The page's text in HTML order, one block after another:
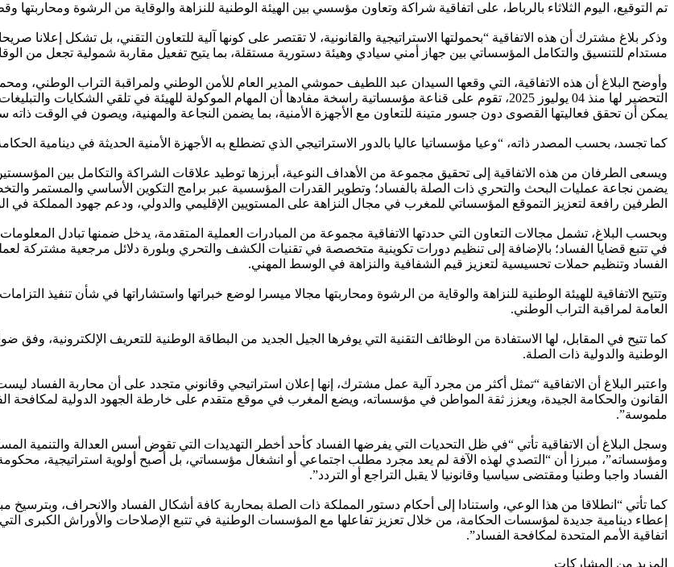
تم التوقيع، اليوم الثلاثاء بالرباط، على اتفاقية شراكة وتعاون مؤسسي بين الهيئة الوطنية للنزاهة والوقاية من الرشوة
وذكر بلاغ مشترك أن هذه الاتفاقية “بحمولتها الاستراتيجية والقانونية، لا تقتصر على كونها آلية للتعاون التقني، بل تشكل إعلانا
مستدام للتنسيق والتكامل المؤسساتي بين جهاز أمني سيادي وهيئة دستورية مستقلة، بما يتيح تفعيل مقاربة شمولية تجعل من
وأوضح البلاغ أن هذه الاتفاقية، التي وقعها السيدان عبد اللطيف حموشي المدير العام للأمن الوطني ولمراقبة التراب الوطني، ومحمد
التحضير لها منذ 04 يوليوز 2025، تقوم على قناعة مؤسساتية راسخة مفادها أن المهام الموكولة للهيئة في تلقي
يمكن أن تحقق فعاليتها القصوى دون جسور متينة للتعاون مع الأجهزة الأمنية، بما يضمن النجاعة والمهنية، ويصون في الوقت ذاته
كما تجسد، بحسب المصدر ذاته، “وعيا مؤسساتيا عاليا بالدور الاستراتيجي الذي تضطلع به الأجهزة الأمنية الحديثة في دينامية
ويسعى الطرفان من هذه الاتفاقية إلى تحقيق مجموعة من الأهداف النوعية، أبرزها توطيد علاقات الشراكة والتكامل بين
يضمن نجاعة عمليات البحث والتحري ذات الصلة بالفساد؛ وتطوير القدرات المؤسسية عبر برامج التكوين الأساسي والمستمر
الطرفين رافعة لتعزيز التموقع المؤسساتي للمغرب في مجال النزاهة على المستويين الإقليمي والدولي، ودعم جهود المملكة في
وبحسب البلاغ، تشمل مجالات التعاون التي حددتها الاتفاقية مجموعة من المبادرات العملية المتقدمة، يدخل ضمنها تبادل
في تتبع قضايا الفساد؛ بالإضافة إلى تنظيم دورات تكوينية متخصصة في تقنيات الكشف والتحري وبلورة دلائل مرجعية مشتركة
الفساد وتنظيم حملات تحسيسية لتعزيز قيم الشفافية والنزاهة في الوسط المهني.
وتتيح الاتفاقية للهيئة الوطنية للنزاهة والوقاية من الرشوة ومحاربتها مجالا ميسرا لوضع خبراتها واستشاراتها في شأن تنفيذ
العامة لمراقبة التراب الوطني.
كما تتيح في المقابل، لها الاستفادة من الوظائف التقنية التي يوفرها الجيل الجديد من البطاقة الوطنية للتعريف الإلكترونية، وفق
الوطنية والدولية ذات الصلة.
واعتبر البلاغ أن الاتفاقية “تمثل أكثر من مجرد آلية عمل مشترك، إنها إعلان استراتيجي وقانوني متجدد على أن محاربة الفساد
القانون والحكامة الجيدة، ويعزز ثقة المواطن في مؤسساته، ويضع المغرب في موقع متقدم على خارطة الجهود الدولية لمكافحة
ملموسة”.
وسجل البلاغ أن الاتفاقية تأتي “في ظل التحديات التي يفرضها الفساد كأحد أخطر التهديدات التي تقوض أسس العدالة والتنمية
ومؤسساته”، مبرزا أن “التصدي لهذه الآفة لم يعد مجرد مطلب اجتماعي أو انشغال مؤسساتي، بل أصبح أولوية استراتيجية،
الفساد واجبا وطنيا ومقتضى سياسيا وقانونيا لا يقبل التراجع أو التردد”.
كما تأتي “انطلاقا من هذا الوعي، واستنادا إلى أحكام دستور المملكة ذات الصلة بمحاربة كافة أشكال الفساد والانحراف، وبترسيخ
إعطاء دينامية جديدة لمؤسسات الحكامة، من خلال تعزيز تفاعلها مع المؤسسات الوطنية في تتبع الإصلاحات والأوراش الكبرى
اتفاقية الأمم المتحدة لمكافحة الفساد”.
المزيد من المشاركات